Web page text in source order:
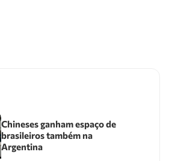
Chineses ganham espaço de
brasileiros também na
Argentina